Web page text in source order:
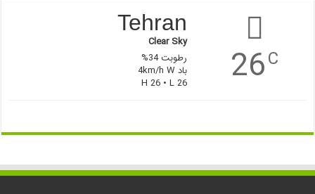
26C
Tehran
Clear Sky
رطوبت 34%
باد 4km/h W
H 26 • L 26